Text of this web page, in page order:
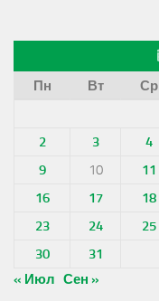
Пн
Вт Ср
2
3 4
9
10 11
16
17 18
23
24 25
30
31
« Июл Сен »